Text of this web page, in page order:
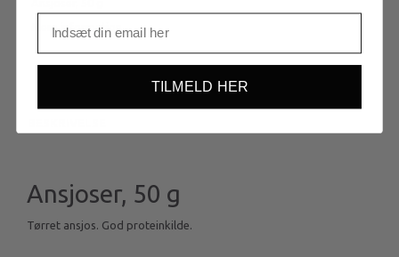
Mere information
Ansjoser, 50 g
Tørret ansjos. God proteinkilde.
TILMELD HER